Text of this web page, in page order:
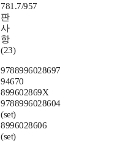
781.7/957
판
사
항
(23)
9788996028697
94670
899602869X
9788996028604
(set)
8996028606
(set)